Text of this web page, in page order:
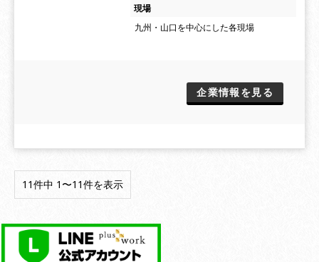
現場
九州・山口を中心にした各現場
企業情報を見る
11件中 1〜11件を表示